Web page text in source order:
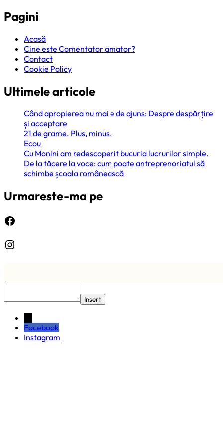
Pagini
Acasă
Cine este Comentator amator?
Contact
Cookie Policy
Ultimele articole
Când apropierea nu mai e de ajuns: Despre despărțire
și acceptare
21 de grame. Plus, minus.
Ecou
Cu Monini am redescoperit bucuria lucrurilor simple.
De la tăcere la voce: cum poate antreprenoriatul să
schimbe școala românească
Urmareste-ma pe
Facebook
Instagram
Insert
Facebook
Instagram